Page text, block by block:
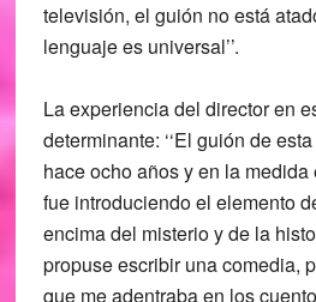
televisión, el guión no está
lenguaje es universal’’.
La experiencia del director en
determinante: ‘‘El guión de
hace ocho años y en la
fue introduciendo el elemento
encima del misterio y de la
propuse escribir una comedia,
que me adentraba en los